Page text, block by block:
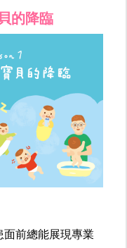
的降臨
前總能展現專業